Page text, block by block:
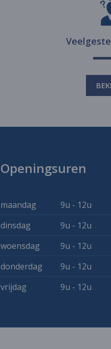
Openingsuren
maandag 9u - 12u
dinsdag
9u - 12u
woensdag
9u - 12u
donderdag
9u - 12u
vrijdag
9u - 12u